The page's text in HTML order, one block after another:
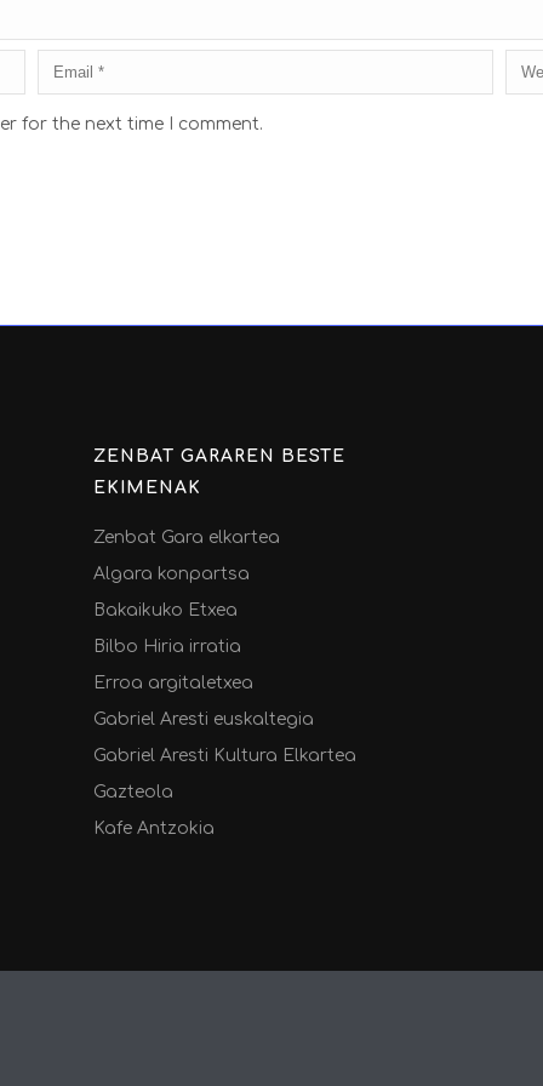
for the next time I comment.
ZENBAT GARAREN BESTE
EKIMENAK
Zenbat Gara elkartea
Algara konpartsa
Bakaikuko Etxea
Bilbo Hiria irratia
Erroa argitaletxea
Gabriel Aresti euskaltegia
Gabriel Aresti Kultura Elkartea
Gazteola
Kafe Antzokia